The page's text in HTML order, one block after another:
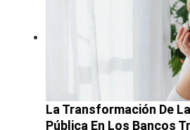
La Transformación De
Pública En Los Bancos